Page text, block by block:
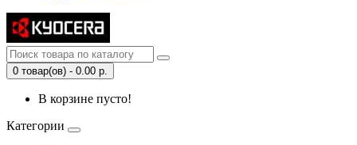
0 товар(ов) - 0.00 р.
В корзине пусто!
Категории